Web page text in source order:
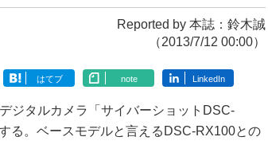
Reported by 本誌：鈴木誠
（2013/7/12 00:00）
はてブ note LinkedIn
ジタルカメラ「サイバーショットDSC-
る。ベースモデルと言えるDSC-RX100との